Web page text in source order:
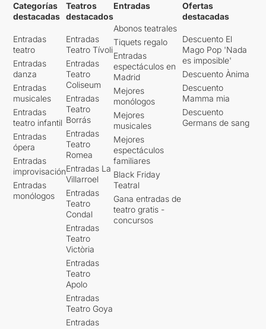
Categorías
destacadas
Entradas
teatro
Entradas
danza
Entradas
musicales
Entradas
teatro infantil
Entradas
ópera
Entradas
improvisación
Entradas
monólogos
Teatros
destacados
Entradas
Teatro Tívoli
Entradas
Teatro
Coliseum
Entradas
Teatro
Borrás
Entradas
Teatro
Romea
Entradas La
Villarroel
Entradas
Teatro
Condal
Entradas
Teatro
Victòria
Entradas
Teatro
Apolo
Entradas
Teatro Goya
Entradas
Entradas
Abonos teatrales
Tiquets regalo
Entradas
espectáculos en
Madrid
Mejores
monólogos
Mejores
musicales
Mejores
espectáculos
familiares
Black Friday
Teatral
Gana entradas de
teatro gratis -
concursos
Ofertas
destacadas
Descuento El
Mago Pop 'Nada
es imposible'
Descuento Ànima
Descuento
Mamma mia
Descuento
Germans de sang